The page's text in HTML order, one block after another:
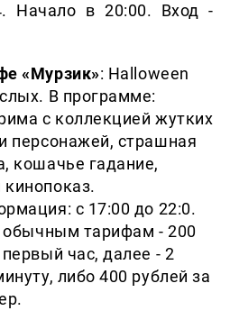
Начало в 20:00. Вход -
«Мурзик»: Halloween
В программе:
с коллекцией жутких
персонажей, страшная
кошачье гадание,
с 17:00 до 22:0.
обычным тарифам - 200
час, далее - 2
либо 400 рублей за